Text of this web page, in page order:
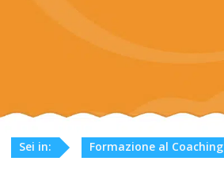
Sei in: Formazione al Coaching